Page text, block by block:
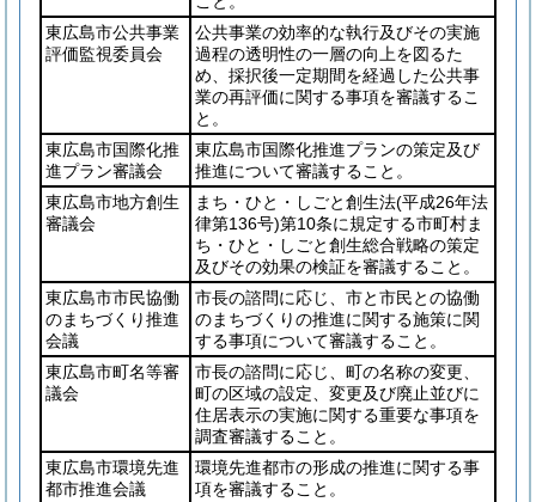
東広島市公共事業
評価監視委員会
公共事業の効率的な執行及びその実施
過程の透明性の一層の向上を図るた
め、採択後一定期間を経過した公共事
業の再評価に関する事項を審議するこ
と。
東広島市国際化推
進プラン審議会
東広島市国際化推進プランの策定及び
推進について審議すること。
東広島市地方創生
審議会
まち・ひと・しごと創生法(平成26年法
律第136号)第10条に規定する市町村ま
ち・ひと・しごと創生総合戦略の策定
及びその効果の検証を審議すること。
東広島市市民協働
のまちづくり推進
会議
市長の諮問に応じ、市と市民との協働
のまちづくりの推進に関する施策に関
する事項について審議すること。
東広島市町名等審
議会
市長の諮問に応じ、町の名称の変更、
町の区域の設定、変更及び廃止並びに
住居表示の実施に関する重要な事項を
調査審議すること。
東広島市環境先進
都市推進会議
環境先進都市の形成の推進に関する事
項を審議すること。